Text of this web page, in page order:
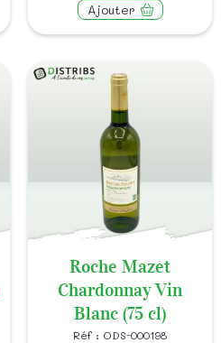
Ajouter
Roche Mazet
Chardonnay Vin
Blanc (75 cl)
Réf : ODS-000198